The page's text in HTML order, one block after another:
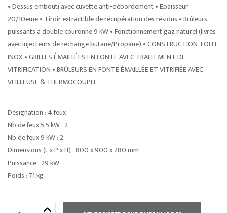
• Dessus embouti avec cuvette anti-débordement • Epaisseur
20/10eme • Tiroir extractible de récupération des résidus • Brûleurs
puissants à double couronne 9 kW • Fonctionnement gaz naturel (livrés
avec injecteurs de rechange butane/Propane) • CONSTRUCTION TOUT
INOX • GRILLES ÉMAILLÉES EN FONTE AVEC TRAITEMENT DE
VITRIFICATION • BRÛLEURS EN FONTE ÉMAILLÉE ET VITRIFIÉE AVEC
VEILLEUSE & THERMOCOUPLE
Désignation : 4 feux
Nb de feux 5,5 kW : 2
Nb de feux 9 kW : 2
Dimensions (L x P x H) : 800 x 900 x 280 mm
Puissance : 29 kW
Poids : 71 kg